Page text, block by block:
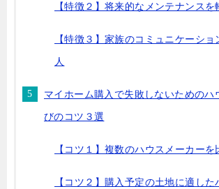
【特徴２】将来的なメンテナンスを
【特徴３】家族のコミュニケーシ
人
マイホーム購入で失敗しないためのハ
びのコツ３選
【コツ１】複数のハウスメーカーを
【コツ２】購入予定の土地に適し